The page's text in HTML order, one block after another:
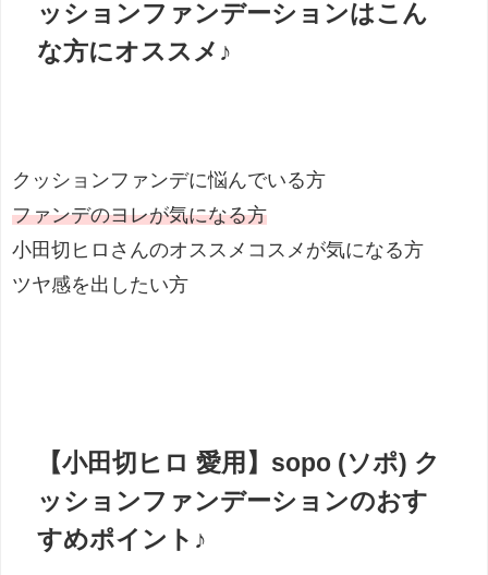
ッションファンデーションはこん
な方にオススメ♪
クッションファンデに悩んでいる方
ファンデのヨレが気になる方
小田切ヒロさんのオススメコスメが気になる方
ツヤ感を出したい方
【小田切ヒロ 愛用】sopo (ソポ) ク
ッションファンデーションのおす
すめポイント♪